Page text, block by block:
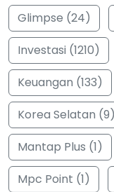
Glimpse (24)
Investasi (1210)
Keuangan (133)
Korea Selatan (9)
Mantap Plus (1)
Mpc Point (1)